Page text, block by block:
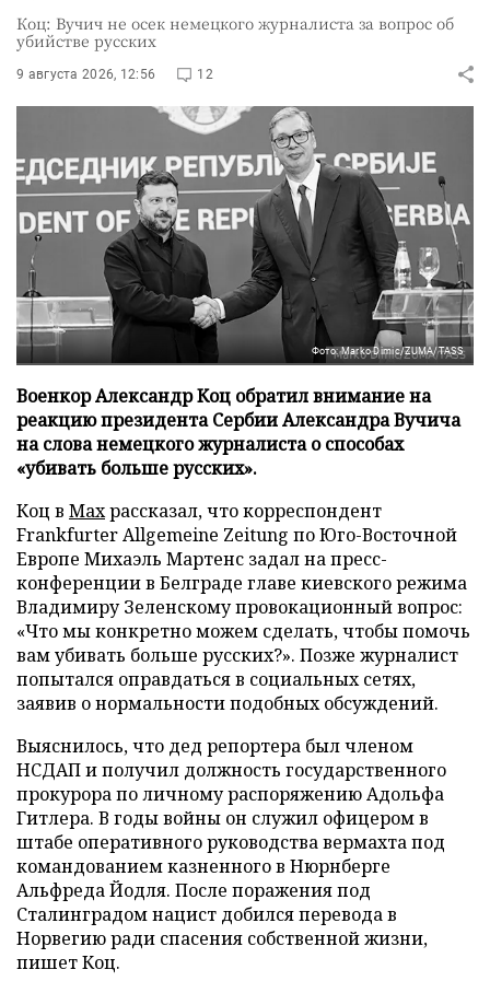
Коц: Вучич не осек немецкого журналиста за вопрос об
убийстве русских
9 августа 2026, 12:56 12
Фото: Marko Dimic/ZUMA/TASS
Военкор Александр Коц обратил внимание на
реакцию президента Сербии Александра Вучича
на слова немецкого журналиста о способах
«убивать больше русских».
Коц в Махрассказал, что корреспондент
Frankfurter Allgemeine Zeitung по Юго-Восточной
Европе Михаэль Мартенс задал на пресс-
конференции в Белграде главе киевского режима
Владимиру Зеленскому провокационный вопрос:
«Что мы конкретно можем сделать, чтобы помочь
вам убивать больше русских?». Позже журналист
попытался оправдаться в социальных сетях,
заявив о нормальности подобных обсуждений.
Выяснилось, что дед репортера был членом
НСДАП и получил должность государственного
прокурора по личному распоряжению Адольфа
Гитлера. В годы войны он служил офицером в
штабе оперативного руководства вермахта под
командованием казненного в Нюрнберге
Альфреда Йодля. После поражения под
Сталинградом нацист добился перевода в
Норвегию ради спасения собственной жизни,
пишет Коц.